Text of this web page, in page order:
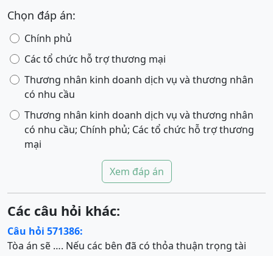
Chọn đáp án:
Chính phủ
Các tổ chức hỗ trợ thương mại
Thương nhân kinh doanh dịch vụ và thương nhân
có nhu cầu
Thương nhân kinh doanh dịch vụ và thương nhân
có nhu cầu; Chính phủ; Các tổ chức hỗ trợ thương
mại
Xem đáp án
Các câu hỏi khác:
Câu hỏi 571386:
Tòa án sẽ …. Nếu các bên đã có thỏa thuận trọng tài